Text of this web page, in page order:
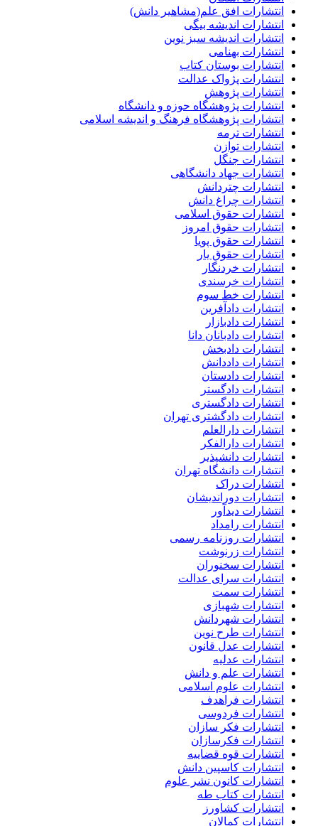
انتشارات افق علم(مشاهیر دانش)
انتشارات اندیشه بیگی
انتشارات اندیشه سبز نوین
انتشارات بهنامی
انتشارات بوستان کتاب
انتشارات پژواک عدالت
انتشارات پژوهش
انتشارات پژوهشگاه حوزه و دانشگاه
انتشارات پژوهشگاه فرهنگ و اندیشه اسلامی
انتشارات ترمه
انتشارات توازن
انتشارات جنگل
انتشارات جهاد دانشگاهی
انتشارات چتردانش
انتشارات چراغ دانش
انتشارات حقوق اسلامی
انتشارات حقوق امروز
انتشارات حقوق پویا
انتشارات حقوق یار
انتشارات خردنگار
انتشارات خرسندی
انتشارات خط سوم
انتشارات دادآفرین
انتشارات دادبازار
انتشارات دادبانان دانا
انتشارات دادبخش
انتشارات داددانش
انتشارات دادستان
انتشارات دادگستر
انتشارات دادگستری
انتشارات دادگشتری تهران
انتشارات دارالعلم
انتشارات دارالفکر
انتشارات دانشپذیر
انتشارات دانشگاه تهران
انتشارات دراک
انتشارات دوراندیشان
انتشارات دیدآور
انتشارات رامداد
انتشارات روزنامه رسمی
انتشارات زرنوشت
انتشارات سخنوران
انتشارات سرای عدالت
انتشارات سمت
انتشارات شهبازی
انتشارات شهردانش
انتشارات طرح نوین
انتشارات عدل قانون
انتشارات عدلیه
انتشارات علم و دانش
انتشارات علوم اسلامی
انتشارات فراهدف
انتشارات فردوسی
انتشارات فکر سازان
انتشارات فکرسازان
انتشارات قوه قضاییه
انتشارات کاسپین دانش
انتشارات کانون نشر علوم
انتشارات کتاب طه
انتشارات کشاورز
انتشارات کمالان